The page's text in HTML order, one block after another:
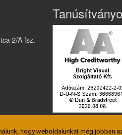
2/A fsz.
hogy weboldalunkat még jobban